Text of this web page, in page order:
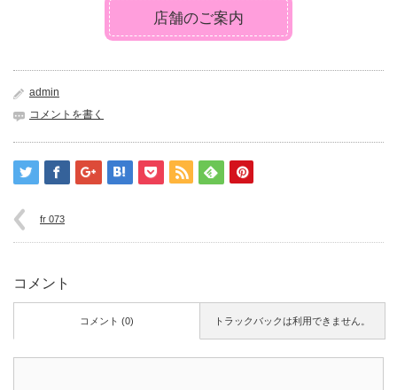
店舗のご案内
admin
コメントを書く
fr 073
コメント
トラックバックは利用できません。
コメント (0)